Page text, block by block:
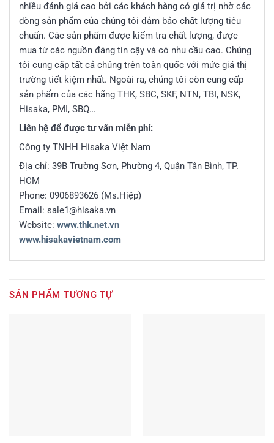
nhiều đánh giá cao bởi các khách hàng có giá trị nhờ các
dòng sản phẩm của chúng tôi đảm bảo chất lượng tiêu
chuẩn. Các sản phẩm được kiểm tra chất lượng, được
mua từ các nguồn đáng tin cậy và có nhu cầu cao. Chúng
tôi cung cấp tất cả chúng trên toàn quốc với mức giá thị
trường tiết kiệm nhất. Ngoài ra, chúng tôi còn cung cấp
sản phẩm của các hãng THK, SBC, SKF, NTN, TBI, NSK,
Hisaka, PMI, SBQ…
Liên hệ để được tư vấn miễn phí:
Công ty TNHH Hisaka Việt Nam
Địa chỉ: 39B Trường Sơn, Phường 4, Quận Tân Bình, TP.
HCM
Phone: 0906893626 (Ms.Hiệp)
Email: sale1@hisaka.vn
Website: www.thk.net.vn
www.hisakavietnam.com
SẢN PHẨM TƯƠNG TỰ